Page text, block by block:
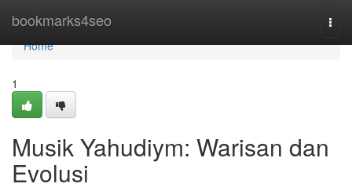
bookmarks4seo
Home
Home
1
Musik Yahudiym: Warisan dan
Evolusi